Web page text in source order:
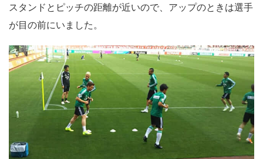
スタンドとピッチの距離が近いので、アップのときは選手
が目の前にいました。